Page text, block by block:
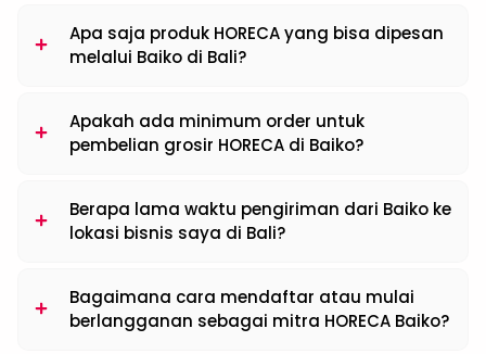
Apa saja produk HORECA yang bisa dipesan
melalui Baiko di Bali?
Apakah ada minimum order untuk
pembelian grosir HORECA di Baiko?
Berapa lama waktu pengiriman dari Baiko ke
lokasi bisnis saya di Bali?
Bagaimana cara mendaftar atau mulai
berlangganan sebagai mitra HORECA Baiko?